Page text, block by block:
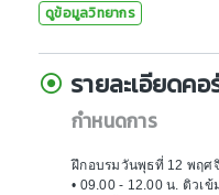
ดูข้อมูลวิทยากร
รายละเอียดคอ
กำหนดการ
ฝึกอบรมวันพุธที่ 12 พฤศ
• 09.00 - 12.00 น. ติว